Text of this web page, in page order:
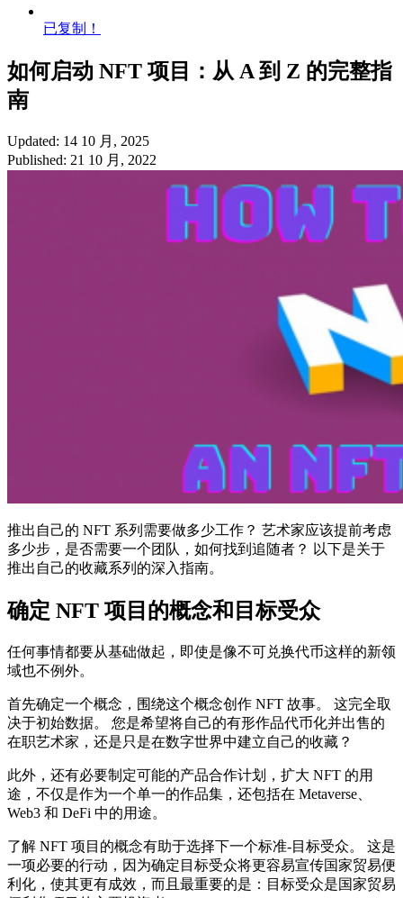
已复制！
如何启动 NFT 项目：从 A 到 Z 的完整指
南
Updated: 14 10 月, 2025
Published: 21 10 月, 2022
推出自己的 NFT 系列需要做多少工作？ 艺术家应该提前考虑
多少步，是否需要一个团队，如何找到追随者？ 以下是关于
推出自己的收藏系列的深入指南。
确定 NFT 项目的概念和目标受众
任何事情都要从基础做起，即使是像不可兑换代币这样的新领
域也不例外。
首先确定一个概念，围绕这个概念创作 NFT 故事。 这完全取
决于初始数据。 您是希望将自己的有形作品代币化并出售的
在职艺术家，还是只是在数字世界中建立自己的收藏？
此外，还有必要制定可能的产品合作计划，扩大 NFT 的用
途，不仅是作为一个单一的作品集，还包括在 Metaverse、
Web3 和 DeFi 中的用途。
了解 NFT 项目的概念有助于选择下一个标准-目标受众。 这是
一项必要的行动，因为确定目标受众将更容易宣传国家贸易便
利化，使其更有成效，而且最重要的是：目标受众是国家贸易